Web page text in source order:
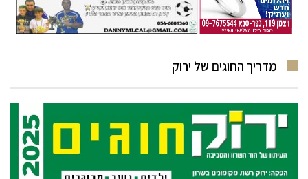
מדריך החוגים של ירוק